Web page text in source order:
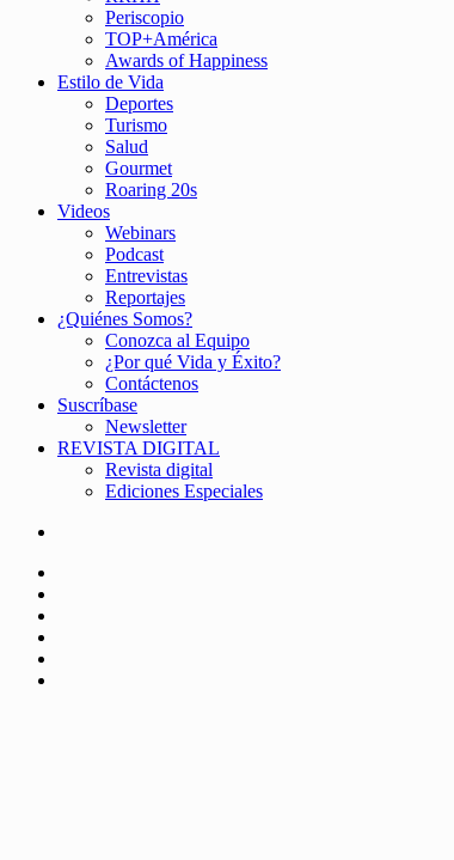
Periscopio
TOP+América
Awards of Happiness
Estilo de Vida
Deportes
Turismo
Salud
Gourmet
Roaring 20s
Videos
Webinars
Podcast
Entrevistas
Reportajes
¿Quiénes Somos?
Conozca al Equipo
¿Por qué Vida y Éxito?
Contáctenos
Suscríbase
Newsletter
REVISTA DIGITAL
Revista digital
Ediciones Especiales